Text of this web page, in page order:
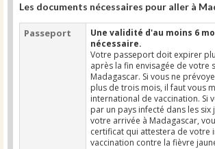
Les documents nécessaires pour aller à
Passeport
Une validité d'au moins 6
nécessaire.
Votre passeport doit expirer
après la fin envisagée de votre
Madagascar. Si vous ne
plus de trois mois, il faut vous
international de vaccination. Si
par un pays infecté dans les
votre arrivée à Madagascar,
certificat qui attestera de votre
vaccination contre la fièvre